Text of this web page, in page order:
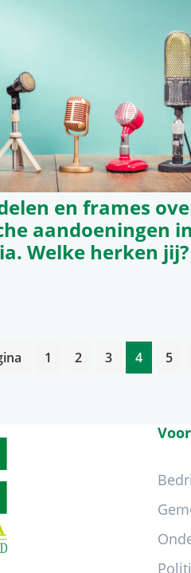
en frames
aandoeningen in
Welke herken jij?
Pagina
1 Pagina
2 Pagina
3 Pagina
4 5